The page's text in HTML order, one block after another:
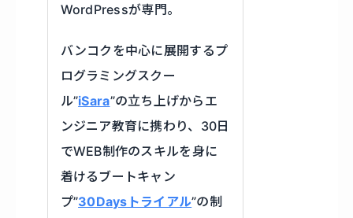
WordPressが専門。
バンコクを中心に展開するプ
ログラミングスクー
ル”iSara”の立ち上げからエ
ンジニア教育に携わり、30日
でWEB制作のスキルを身に
着けるブートキャン
プ”30Daysトライアル”の制